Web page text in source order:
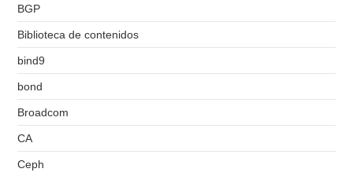
BGP
Biblioteca de contenidos
bind9
bond
Broadcom
CA
Ceph